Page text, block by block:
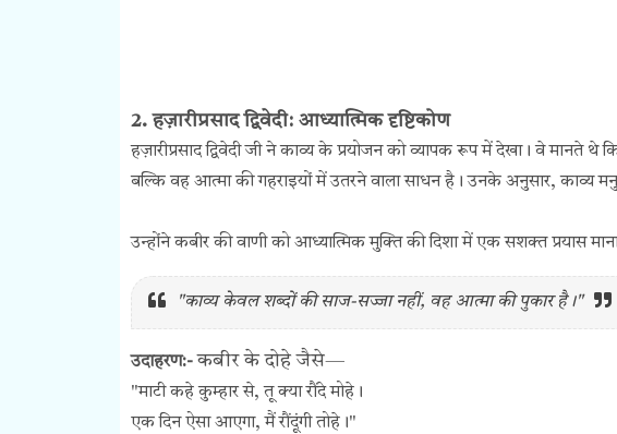
2. हज़ारीप्रसाद द्विवेदी: आध्यात्मिक दृष्टिकोण
हज़ारीप्रसाद द्विवेदी जी ने काव्य के प्रयोजन को व्यापक रूप में देखा। वे मानते
बल्कि वह आत्मा की गहराइयों में उतरने वाला साधन है। उनके अनुसार, काव्य
उन्होंने कबीर की वाणी को आध्यात्मिक मुक्ति की दिशा में एक सशक्त प्रयास
"काव्य केवल शब्दों की साज-सज्जा नहीं, वह आत्मा की पुकार है।"
उदाहरण:- कबीर के दोहे जैसे—
"माटी कहे कुम्हार से, तू क्या रौंदे मोहे।
एक दिन ऐसा आएगा, मैं रौंदूंगी तोहे।"